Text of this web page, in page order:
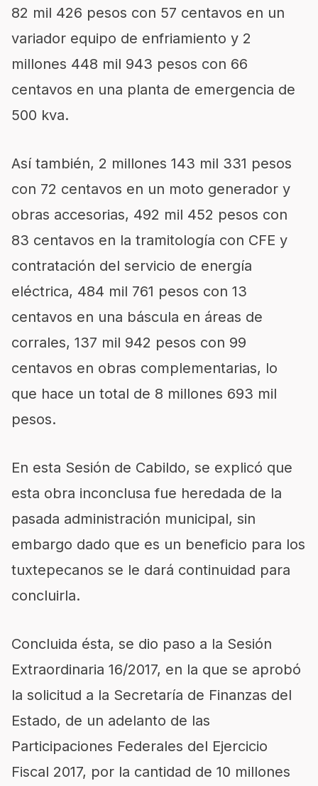
82 mil 426 pesos con 57 centavos en un
variador equipo de enfriamiento y 2
millones 448 mil 943 pesos con 66
centavos en una planta de emergencia de
500 kva.
Así también, 2 millones 143 mil 331 pesos
con 72 centavos en un moto generador y
obras accesorias, 492 mil 452 pesos con
83 centavos en la tramitología con CFE y
contratación del servicio de energía
eléctrica, 484 mil 761 pesos con 13
centavos en una báscula en áreas de
corrales, 137 mil 942 pesos con 99
centavos en obras complementarias, lo
que hace un total de 8 millones 693 mil
pesos.
En esta Sesión de Cabildo, se explicó que
esta obra inconclusa fue heredada de la
pasada administración municipal, sin
embargo dado que es un beneficio para los
tuxtepecanos se le dará continuidad para
concluirla.
Concluida ésta, se dio paso a la Sesión
Extraordinaria 16/2017, en la que se aprobó
la solicitud a la Secretaría de Finanzas del
Estado, de un adelanto de las
Participaciones Federales del Ejercicio
Fiscal 2017, por la cantidad de 10 millones